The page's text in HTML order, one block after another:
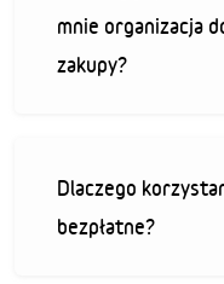
mnie organizacja
zakupy?
Dlaczego
bezpłatne?